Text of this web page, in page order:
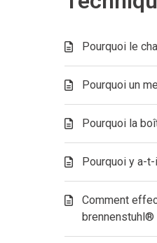
Pourquoi le
Pourquoi un
Pourquoi la
Pourquoi y a-
Comment
brennenstuhl®